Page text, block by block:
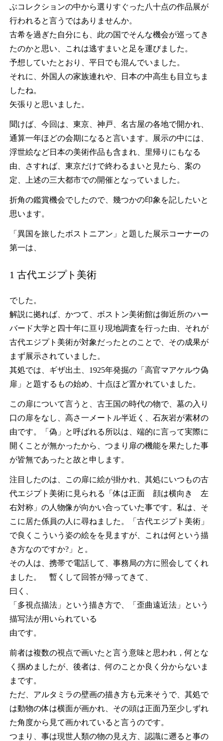
ぶコレクションの中から選りすぐった八十点の作品展が
行われると言うではありませんか。
古希を過ぎた自分にも、此の国でそんな機会が巡ってき
たのかと思い、これは逃すまいと足を運びました。
予想していたとおり、平日でも混んでいました。
それに、外国人の家族連れや、日本の中高生も目立ちま
したね。
矢張りと思いました。
聞けば、今回は、東京、神戸、名古屋の各地で開かれ、
通算一年ほどの会期になると言います。展示の中には、
浮世絵など日本の美術作品も含まれ、里帰りにもなる
由、さすれば、東京だけで終わるまいと見たら、案の
定、上述の三大都市での開催となっていました。
折角の鑑賞機会でしたので、幾つかの印象を記したいと
思います。
「異国を旅したボストニアン」と題した展示コーナーの
第一は、
1 古代エジプト美術
でした。
解説に拠れば、かつて、ボストン美術館は御近所のハー
バード大学と四十年に亘り現地調査を行った由、それが
古代エジプト美術が対象だったとのことで、その成果が
まず展示されていました。
其処では、ギザ出土、1925年発掘の「高官マアケルウ偽
扉」と題するもの始め、十点ほど置かれていました。
この扉について言うと、古王国の時代の物で、墓の入り
口の扉をなし、高さ一メートル半近く、石灰岩が素材の
由です。「偽」と呼ばれる所以は、端的に言って実際に
開くことが無かったから、つまり扉の機能を果たした事
が皆無であったと故と申します。
注目したのは、この扉に絵が掛かれ、其処にいつもの古
代エジプト美術に見られる「体は正面 顔は横向き 左
右対称」の人物像が向かい合っていた事です。私は、そ
こに居た係員の人に尋ねました。「古代エジプト美術」
で良くこういう姿の絵をを見ますが、これは何という描
き方なのですか?」と。
その人は、携帯で電話して、事務局の方に照会してくれ
ました。 暫くして回答が帰ってきて、
曰く、
「多視点描法」という描き方で、「歪曲遠近法」という
描写法が用いられている
由です。
前者は複数の視点で画いたと言う意味と思われ，何とな
く掴めましたが、後者は、何のことか良く分からないま
まです。
ただ、アルタミラの壁画の描き方も元来そうで、其処で
は動物の体は横面が画かれ、その頭は正面乃至少しずれ
た角度から見て画かれていると言うのです。
つまり、事は現世人類の物の見え方、認識に遡ると事の